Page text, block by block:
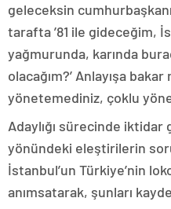
geleceksin cumhurbaşkanı
tarafta ’81 ile gideceğim,
yağmurunda, karında
olacağım?’ Anlayışa bakar
yönetemediniz, çoklu
Adaylığı sürecinde iktidar
yönündeki eleştirilerin
İstanbul’un Türkiye’nin
anımsatarak, şunları